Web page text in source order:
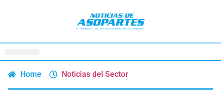
Home Noticias del Sector